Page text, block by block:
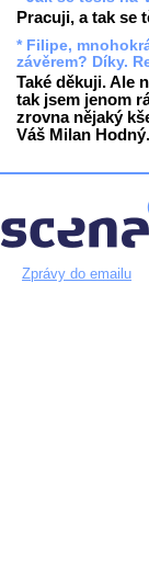
Pracuji, a tak se
* Filipe,
závěrem? Díky.
Také děkuji. Ale
tak jsem jenom
zrovna nějaký
Váš Milan Hodný.
Zprávy do emailu